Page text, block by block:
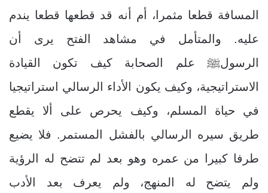
المسافة قطعا مثمرا، أم أنه قد قطعها قطعا يندم
عليه. والمتأمل في مشاهد الفتح يرى أن
الرسولﷺ علم الصحابة كيف تكون القيادة
الاستراتيجية، وكيف يكون الأداء الرسالي استراتيجيا
في حياة المسلم، وكيف يحرص على ألا يقطع
طريق سيره الرسالي بالفشل المستمر. فلا يضيع
طرفا كبيرا من عمره وهو بعد لم تتضح له الرؤية
ولم يتضح له المنهج، ولم يعرف بعد الأدب